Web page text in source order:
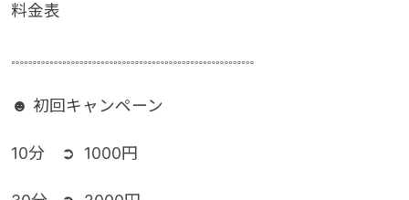
料金表
𓏧𓏧𓏧𓏧𓏧𓏧𓏧𓏧𓏧𓏧𓏧𓏧𓏧𓏧𓏧𓏧𓏧𓏧𓏧
☻ 初回キャンペーン
10分 ➲ 1000円